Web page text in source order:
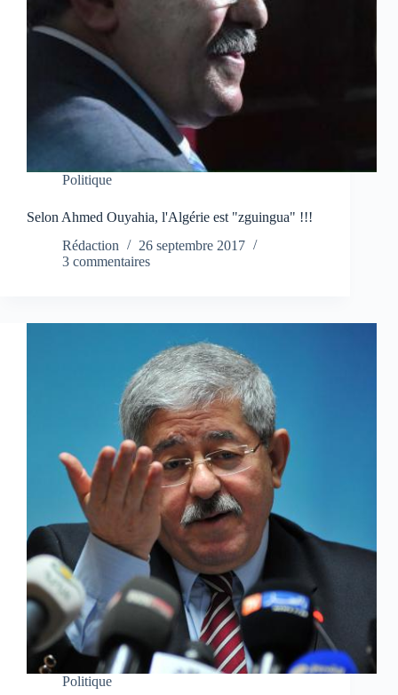
Politique
Selon Ahmed Ouyahia, l'Algérie est "zguingua" !!!
Rédaction
26 septembre 2017
3 commentaires
Politique